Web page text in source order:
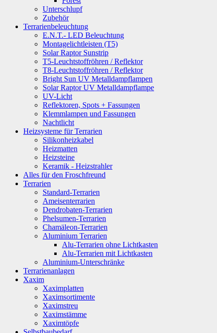
Unterschlupf
Zubehör
Terrarienbeleuchtung
E.N.T.- LED Beleuchtung
Montagelichtleisten (T5)
Solar Raptor Sunstrip
T5-Leuchtstoffröhren / Reflektor
T8-Leuchtstoffröhren / Reflektor
Bright Sun UV Metalldampflampen
Solar Raptor UV Metalldampflampe
UV-Licht
Reflektoren, Spots + Fassungen
Klemmlampen und Fassungen
Nachtlicht
Heizsysteme für Terrarien
Silikonheizkabel
Heizmatten
Heizsteine
Keramik - Heizstrahler
Alles für den Froschfreund
Terrarien
Standard-Terrarien
Ameisenterrarien
Dendrobaten-Terrarien
Phelsumen-Terrarien
Chamäleon-Terrarien
Aluminium Terrarien
Alu-Terrarien ohne Lichtkasten
Alu-Terrarien mit Lichtkasten
Aluminium-Unterschränke
Terrarienanlagen
Xaxim
Xaximplatten
Xaximsortimente
Xaximstreu
Xaximstämme
Xaximtöpfe